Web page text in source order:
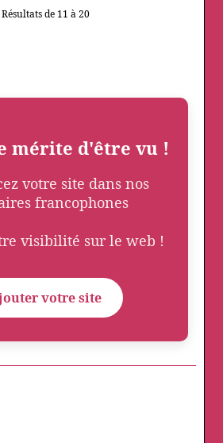
Résultats de 11 à 20
mérite d'être vu !
votre site dans nos
francophones
visibilité sur le web !
votre site